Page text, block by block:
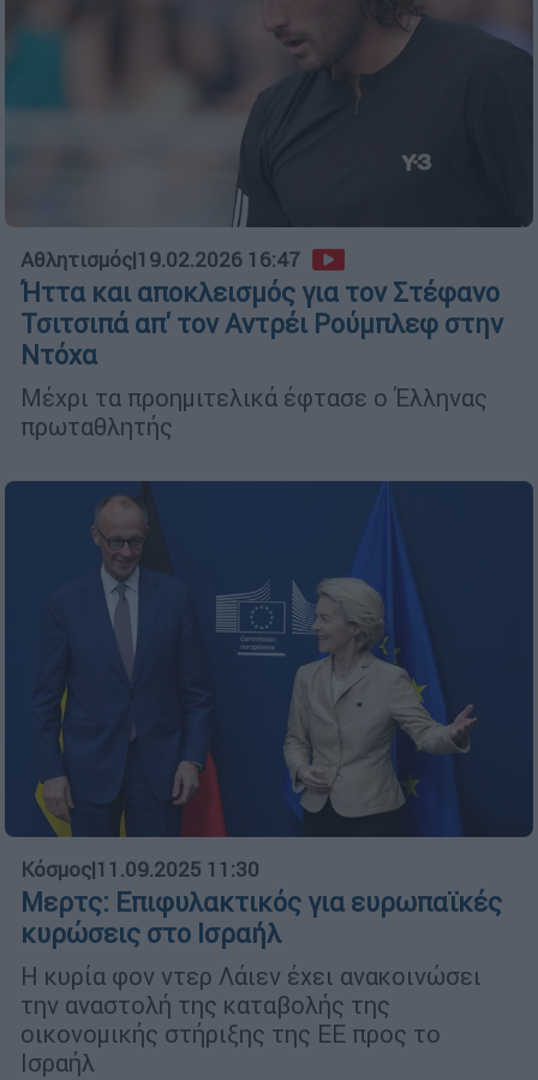
Αθλητισμός|19.02.2026 16:47
Ήττα και αποκλεισμός για τον Στέφανο
Τσιτσιπά απ' τον Αντρέι Ρούμπλεφ στην
Ντόχα
Μέχρι τα προημιτελικά έφτασε ο Έλληνας
πρωταθλητής
Κόσμος|11.09.2025 11:30
Μερτς: Επιφυλακτικός για ευρωπαϊκές
κυρώσεις στο Ισραήλ
Η κυρία φον ντερ Λάιεν έχει ανακοινώσει
την αναστολή της καταβολής της
οικονομικής στήριξης της ΕΕ προς το
Ισραήλ